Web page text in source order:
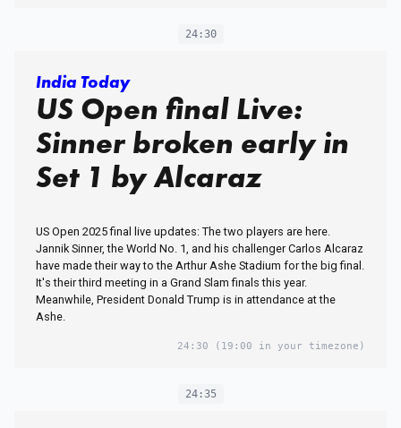
24:30
India Today
US Open final Live:
Sinner broken early in
Set 1 by Alcaraz
US Open 2025 final live updates: The two players are here.
Jannik Sinner, the World No. 1, and his challenger Carlos Alcaraz
have made their way to the Arthur Ashe Stadium for the big final.
It's their third meeting in a Grand Slam finals this year.
Meanwhile, President Donald Trump is in attendance at the
Ashe.
24:30 (19:00 in your timezone)
24:35